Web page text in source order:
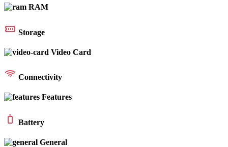
RAM
Storage
Video Card
Connectivity
Features
Battery
General